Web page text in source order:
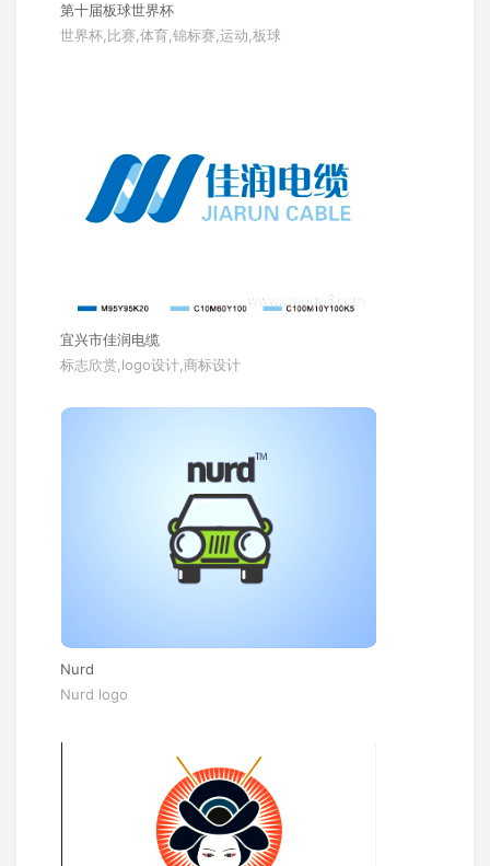
第十届板球世界杯
世界杯,比赛,体育,锦标赛,运动,板球
宜兴市佳润电缆
标志欣赏,logo设计,商标设计
Nurd
Nurd logo